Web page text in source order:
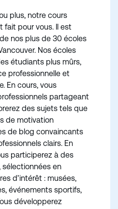
plus, notre cours
fait pour vous. Il est
nos plus de 30 écoles
Nos écoles
étudiants plus mûrs,
professionnelle et
En cours, vous
partageant
des sujets tels que
de motivation
de blog convaincants
clairs. En
participerez à des
en
d’intérêt : musées,
événements sportifs,
développerez